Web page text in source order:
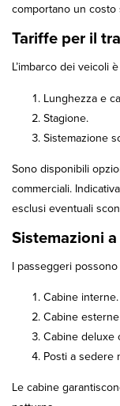
comportano un costo
Tariffe per il
L’imbarco dei veicoli
Lunghezza e
Stagione.
Sistemazione
Sono disponibili
commerciali.
esclusi eventuali
Sistemazioni
I passeggeri
Cabine interne.
Cabine
Cabine deluxe
Posti a sedere
Le cabine